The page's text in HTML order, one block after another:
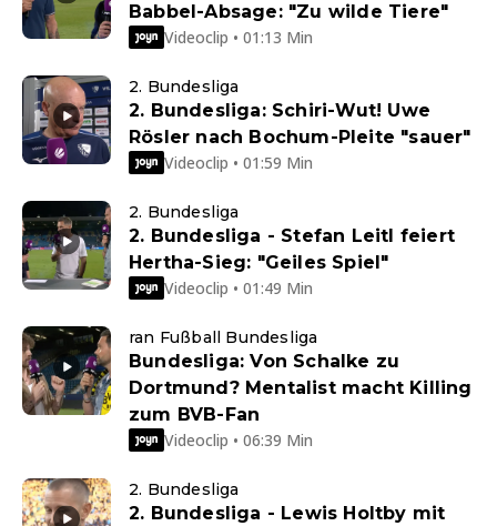
Babbel-Absage: "Zu wilde Tiere"
Videoclip • 01:13 Min
2. Bundesliga
2. Bundesliga: Schiri-Wut! Uwe
Rösler nach Bochum-Pleite "sauer"
Videoclip • 01:59 Min
2. Bundesliga
2. Bundesliga - Stefan Leitl feiert
Hertha-Sieg: "Geiles Spiel"
Videoclip • 01:49 Min
ran Fußball Bundesliga
Bundesliga: Von Schalke zu
Dortmund? Mentalist macht Killing
zum BVB-Fan
Videoclip • 06:39 Min
2. Bundesliga
2. Bundesliga - Lewis Holtby mit